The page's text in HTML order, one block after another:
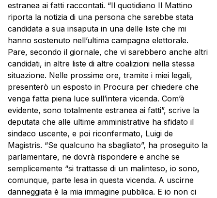
estranea ai fatti raccontati. “Il quotidiano Il Mattino
riporta la notizia di una persona che sarebbe stata
candidata a sua insaputa in una delle liste che mi
hanno sostenuto nell’ultima campagna elettorale.
Pare, secondo il giornale, che vi sarebbero anche altri
candidati, in altre liste di altre coalizioni nella stessa
situazione. Nelle prossime ore, tramite i miei legali,
presenterò un esposto in Procura per chiedere che
venga fatta piena luce sull’intera vicenda. Com’è
evidente, sono totalmente estranea ai fatti”, scrive la
deputata che alle ultime amministrative ha sfidato il
sindaco uscente, e poi riconfermato, Luigi de
Magistris. “Se qualcuno ha sbagliato”, ha proseguito la
parlamentare, ne dovrà rispondere e anche se
semplicemente “si trattasse di un malinteso, io sono,
comunque, parte lesa in questa vicenda. A uscirne
danneggiata è la mia immagine pubblica. E io non ci